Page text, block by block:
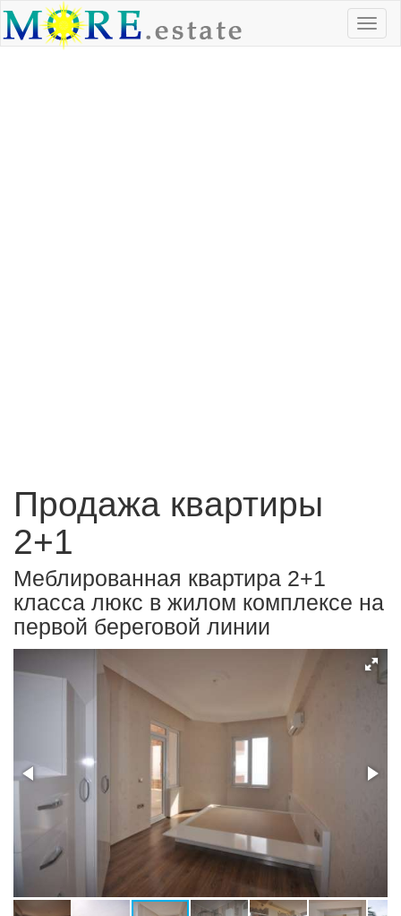
Продажа квартиры
2+1
Меблированная квартира 2+1
класса люкс в жилом комплексе на
первой береговой линии